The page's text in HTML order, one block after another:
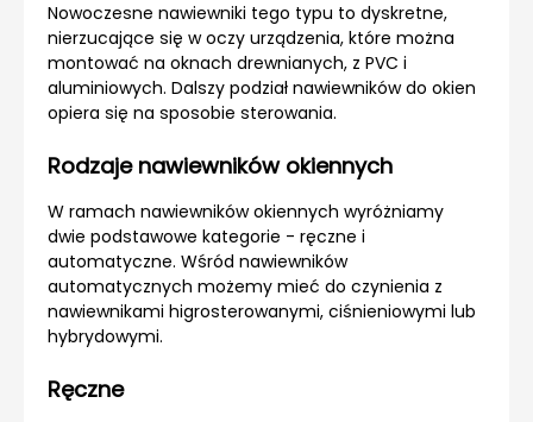
Nowoczesne nawiewniki tego typu to dyskretne,
nierzucające się w oczy urządzenia, które można
montować na oknach drewnianych, z PVC i
aluminiowych. Dalszy podział nawiewników do okien
opiera się na sposobie sterowania.
Rodzaje nawiewników okiennych
W ramach nawiewników okiennych wyróżniamy
dwie podstawowe kategorie - ręczne i
automatyczne. Wśród nawiewników
automatycznych możemy mieć do czynienia z
nawiewnikami higrosterowanymi, ciśnieniowymi lub
hybrydowymi.
Ręczne